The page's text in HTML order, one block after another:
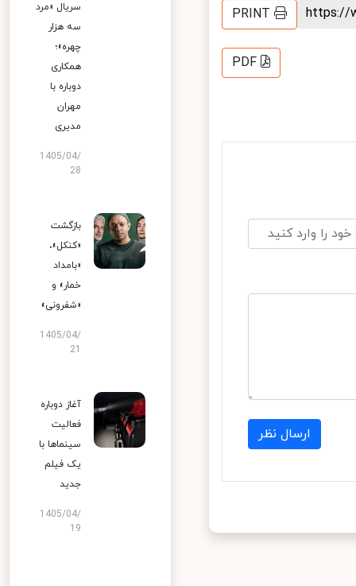
PRINT
PDF
ارسال نظر
سریال «مرد
سه هزار
چهره»؛
همکاری
دوباره با
مهران
مدیری
1405/04/
28
بازگشت
«کنکل»،
«بامداد
خمار» و
«شفرونی»
1405/04/
آغاز دوباره
فعالیت
سینماها با
یک فیلم
جدید
1405/04/
19